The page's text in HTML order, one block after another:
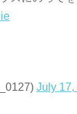
July 17,